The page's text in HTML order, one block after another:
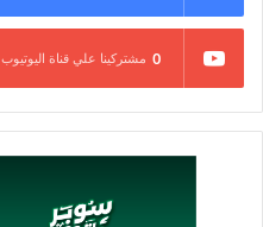
0 مشتركينا علي قناة اليوتيوب